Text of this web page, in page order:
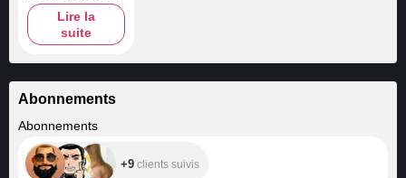
Lire la
suite
Abonnements
Abonnements
+9 clients suivis